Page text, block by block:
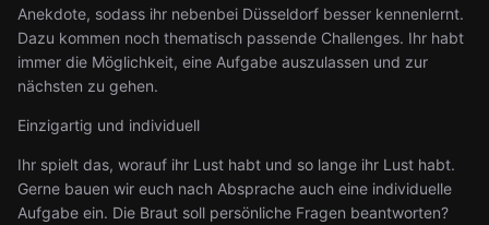
Anekdote, sodass ihr nebenbei Düsseldorf besser kennenlernt.
Dazu kommen noch thematisch passende Challenges. Ihr habt
immer die Möglichkeit, eine Aufgabe auszulassen und zur
nächsten zu gehen.
Einzigartig und individuell
Ihr spielt das, worauf ihr Lust habt und so lange ihr Lust habt.
Gerne bauen wir euch nach Absprache auch eine individuelle
Aufgabe ein. Die Braut soll persönliche Fragen beantworten?